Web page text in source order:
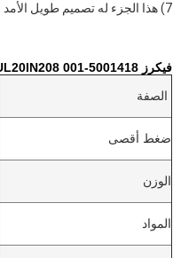
7) هذا الجزء له تصميم طويل الأمد ودائم ، مما يضمن أنه لن يتحطم بسهولة. إنه أمر حاسم في المنتجات الهندسية.
فيكرز 5001418-001 GD512H120FPFUL20IN208 مضخات العدادات ورقة بيانات
الصفة
ضغط أقصى
الوزن
المواد